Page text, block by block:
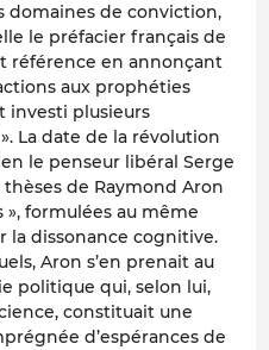
domaines de conviction,
le préfacier français de
référence en annonçant
aux prophéties
investi plusieurs
La date de la révolution
le penseur libéral Serge
thèses de Raymond Aron
», formulées au même
la dissonance cognitive.
Aron s’en prenait au
politique qui, selon lui,
constituait une
d’espérances de